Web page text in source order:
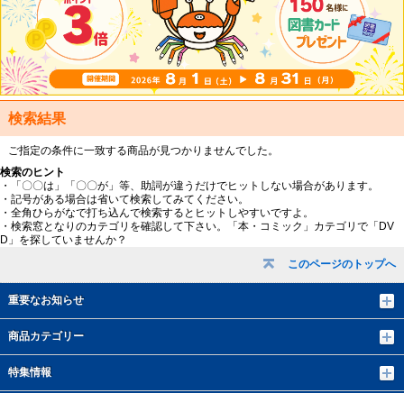
このページのトップへ
重要なお知らせ
商品カテゴリー
特集情報
検索結果
ご指定の条件に一致する商品が見つかりませんでした。
検索のヒント
・「〇〇は」「〇〇が」等、助詞が違うだけでヒットしない場合があります。
・記号がある場合は省いて検索してみてください。
・全角ひらがなで打ち込んで検索するとヒットしやすいですよ。
・検索窓となりのカテゴリを確認して下さい。「本・コミック」カテゴリで「DV
D」を探していませんか？